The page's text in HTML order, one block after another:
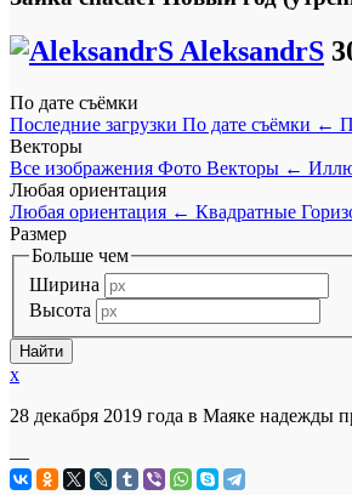
AleksandrS
По дате съёмки
Последние загрузки По дате съёмки ←
Векторы
Все изображения Фото Векторы ←
Любая ориентация
Любая ориентация ← Квадратные
Размер
Больше чем
Ширина
Высота
x
28 декабря 2019 года в Маяке надежды
—